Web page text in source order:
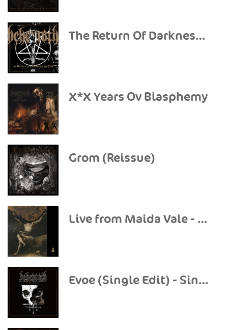
The Return Of Darkness And Evil (Mystic Festival Anthem 2026) - Single
X*X Years Ov Blasphemy
Grom (Reissue)
Live from Maida Vale - EP
Evoe (Single Edit) - Single